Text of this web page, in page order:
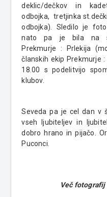
deklic/dečkov in
odbojka, tretjinka
odbojka). Sledilo je
nato pa je bila na
Prekmurje : Prlekija
članskih ekip Prekmurje
18.00 s podelitvijo
klubov.
Seveda pa je cel dan v
vseh ljubiteljev in
dobro hrano in pijačo.
Puconci.
Več